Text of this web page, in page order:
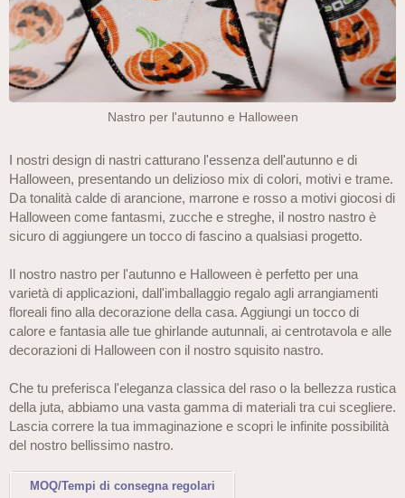
Nastro per l'autunno e Halloween
I nostri design di nastri catturano l'essenza dell'autunno e di
Halloween, presentando un delizioso mix di colori, motivi e trame.
Da tonalità calde di arancione, marrone e rosso a motivi giocosi di
Halloween come fantasmi, zucche e streghe, il nostro nastro è
sicuro di aggiungere un tocco di fascino a qualsiasi progetto.
Il nostro nastro per l'autunno e Halloween è perfetto per una
varietà di applicazioni, dall'imballaggio regalo agli arrangiamenti
floreali fino alla decorazione della casa. Aggiungi un tocco di
calore e fantasia alle tue ghirlande autunnali, ai centrotavola e alle
decorazioni di Halloween con il nostro squisito nastro.
Che tu preferisca l'eleganza classica del raso o la bellezza rustica
della juta, abbiamo una vasta gamma di materiali tra cui scegliere.
Lascia correre la tua immaginazione e scopri le infinite possibilità
del nostro bellissimo nastro.
MOQ/Tempi di consegna regolari